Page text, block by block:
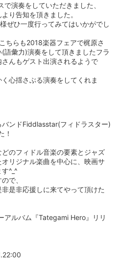
演奏をしていただきました、
り告知を頂きました。
ぜひ一度行ってみてはいかがでし
ちらも2018楽器フェアで梶原さ
語彙力)演奏をして頂きましたフラ
んもゲスト出演されるようで
心揺さぶる演奏をしてくれま
ンドFiddlasstar(フィドラスター)
！
のフィドル音楽の要素とジャズ
リジナル楽曲を中心に、映画サ
^_^
で、
是非応援しに来てやって頂けた
ルバム『Tategami Hero』リリ